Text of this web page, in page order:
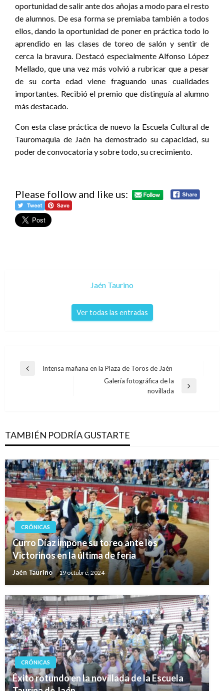
oportunidad de salir ante dos añojas a modo para el resto
de alumnos. De esa forma se premiaba también a todos
ellos, dando la oportunidad de poner en práctica todo lo
aprendido en las clases de toreo de salón y sentir de
cerca la bravura. Destacó especialmente Alfonso López
Mellado, que una vez más volvió a rubricar que a pesar
de su corta edad viene fraguando unas cualidades
importantes. Recibió el premio que distinguía al alumno
más destacado.
Con esta clase práctica de nuevo la Escuela Cultural de
Tauromaquia de Jaén ha demostrado su capacidad, su
poder de convocatoria y sobre todo, su crecimiento.
Please follow and like us:
Jaén Taurino
Ver todas las entradas
Navegación
Entrada
Intensa mañana en la Plaza de Toros de Jaén
Galería fotográfica de la
novillada
TAMBIÉN PODRÍA GUSTARTE
CRÓNICAS
Curro Díaz impone su toreo ante los
Victorinos en la última de feria
Jaén Taurino 19 octubre, 2024
CRÓNICAS
Éxito rotundo en la novillada de la Escuela